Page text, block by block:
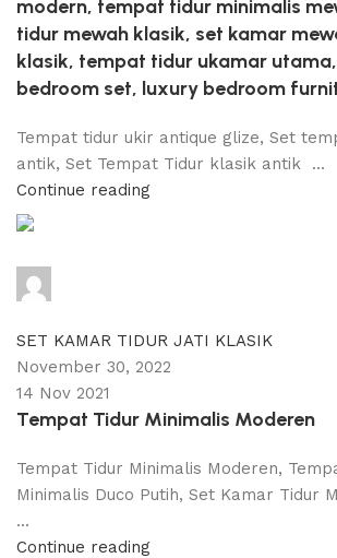
modern, tempat tidur minimalis
tidur mewah klasik, set kamar
klasik, tempat tidur ukamar
bedroom set, luxury bedroom
Tempat tidur ukir antique glize, Set
antik, Set Tempat Tidur klasik antik ...
Continue reading
SET KAMAR TIDUR JATI KLASIK
November 30, 2022
14 Nov 2021
Tempat Tidur Minimalis Moderen
Tempat Tidur Minimalis Moderen,
Minimalis Duco Putih, Set Kamar Tidur
...
Continue reading